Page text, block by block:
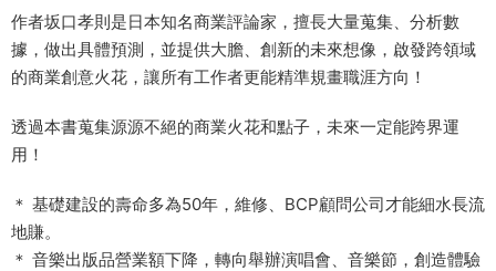
作者坂口孝則是日本知名商業評論家，擅長大量蒐集、分析數
據，做出具體預測，並提供大膽、創新的未來想像，啟發跨領域
的商業創意火花，讓所有工作者更能精準規畫職涯方向！
透過本書蒐集源源不絕的商業火花和點子，未來一定能跨界運
用！
＊ 基礎建設的壽命多為50年，維修、BCP顧問公司才能細水長流
地賺。
＊ 音樂出版品營業額下降，轉向舉辦演唱會、音樂節，創造體驗